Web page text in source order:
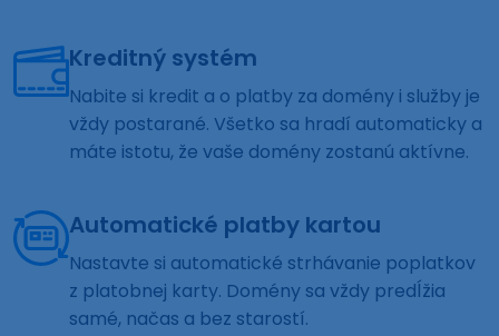
Kreditný systém
Nabite si kredit a o platby za domény i služby je
vždy postarané. Všetko sa hradí automaticky a
máte istotu, že vaše domény zostanú aktívne.
Automatické platby kartou
Nastavte si automatické strhávanie poplatkov
z platobnej karty. Domény sa vždy predĺžia
samé, načas a bez starostí.